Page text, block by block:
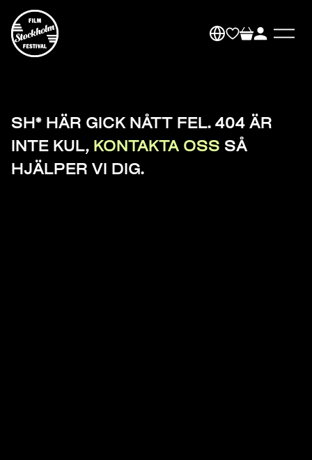
SH* HÄR GICK NÅTT FEL. 404 ÄR
INTE KUL, KONTAKTA OSS SÅ
HJÄLPER VI DIG.